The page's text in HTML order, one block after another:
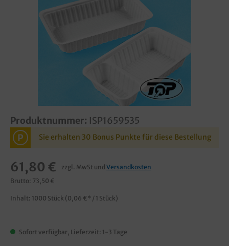
Produktnummer: ISP1659535
P Sie erhalten 30 Bonus Punkte für diese Bestellung
61,80 € zzgl. MwSt und Versandkosten
Brutto: 73,50 €
Inhalt: 1000 Stück (0,06 €* / 1 Stück)
Sofort verfügbar, Lieferzeit: 1-3 Tage